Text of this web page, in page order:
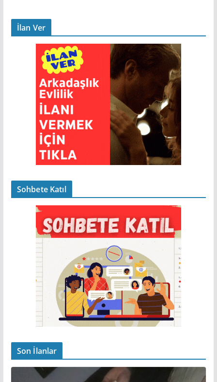
İlan Ver
Sohbete Katıl
Son İlanlar